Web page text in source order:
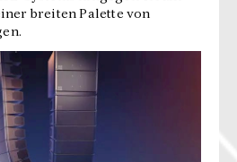
breiten Palette von